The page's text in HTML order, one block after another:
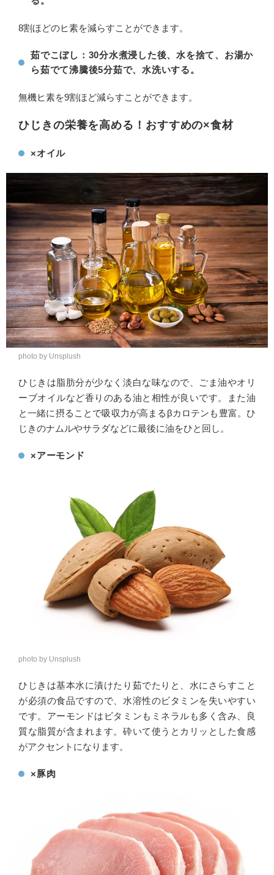
8割ほどのヒ素を減らすことができます。
茹でこぼし：30分水煮浸した後、水を捨て、お湯か
ら茹でて沸騰後5分茹で、水洗いする。
無機ヒ素を9割ほど減らすことができます。
ひじきの栄養を高める！おすすめの×食材
×オイル
photo by Unsplush
ひじきは脂肪分が少なく淡白な味なので、ごま油やオリ
ーブオイルなど香りのある油と相性が良いです。また油
と一緒に摂ることで吸収力が高まるβカロテンも豊富。ひ
じきのナムルやサラダなどに最後に油をひと回し。
×アーモンド
photo by Unsplush
ひじきは基本水に漬けたり茹でたりと、水にさらすこと
が必須の食品ですので、水溶性のビタミンを失いやすい
です。アーモンドはビタミンもミネラルも多く含み、良
質な脂質が含まれます。砕いて使うとカリッとした食感
がアクセントになります。
×豚肉